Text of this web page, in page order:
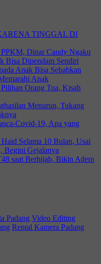
TINGGAL DI
Dinar Candy Ngaku
Bisa Dipendam Sendiri
Anak Bisa Sebabkan
Anak
Orang Tua, Kisah
Menurun, Tukang
Covid-19, Apa yang
Selama 10 Bulan, Usai
Begini Gejalanya
saat Berhijab, Bikin Adem
Padang Video Editing
Rental Kamera Padang